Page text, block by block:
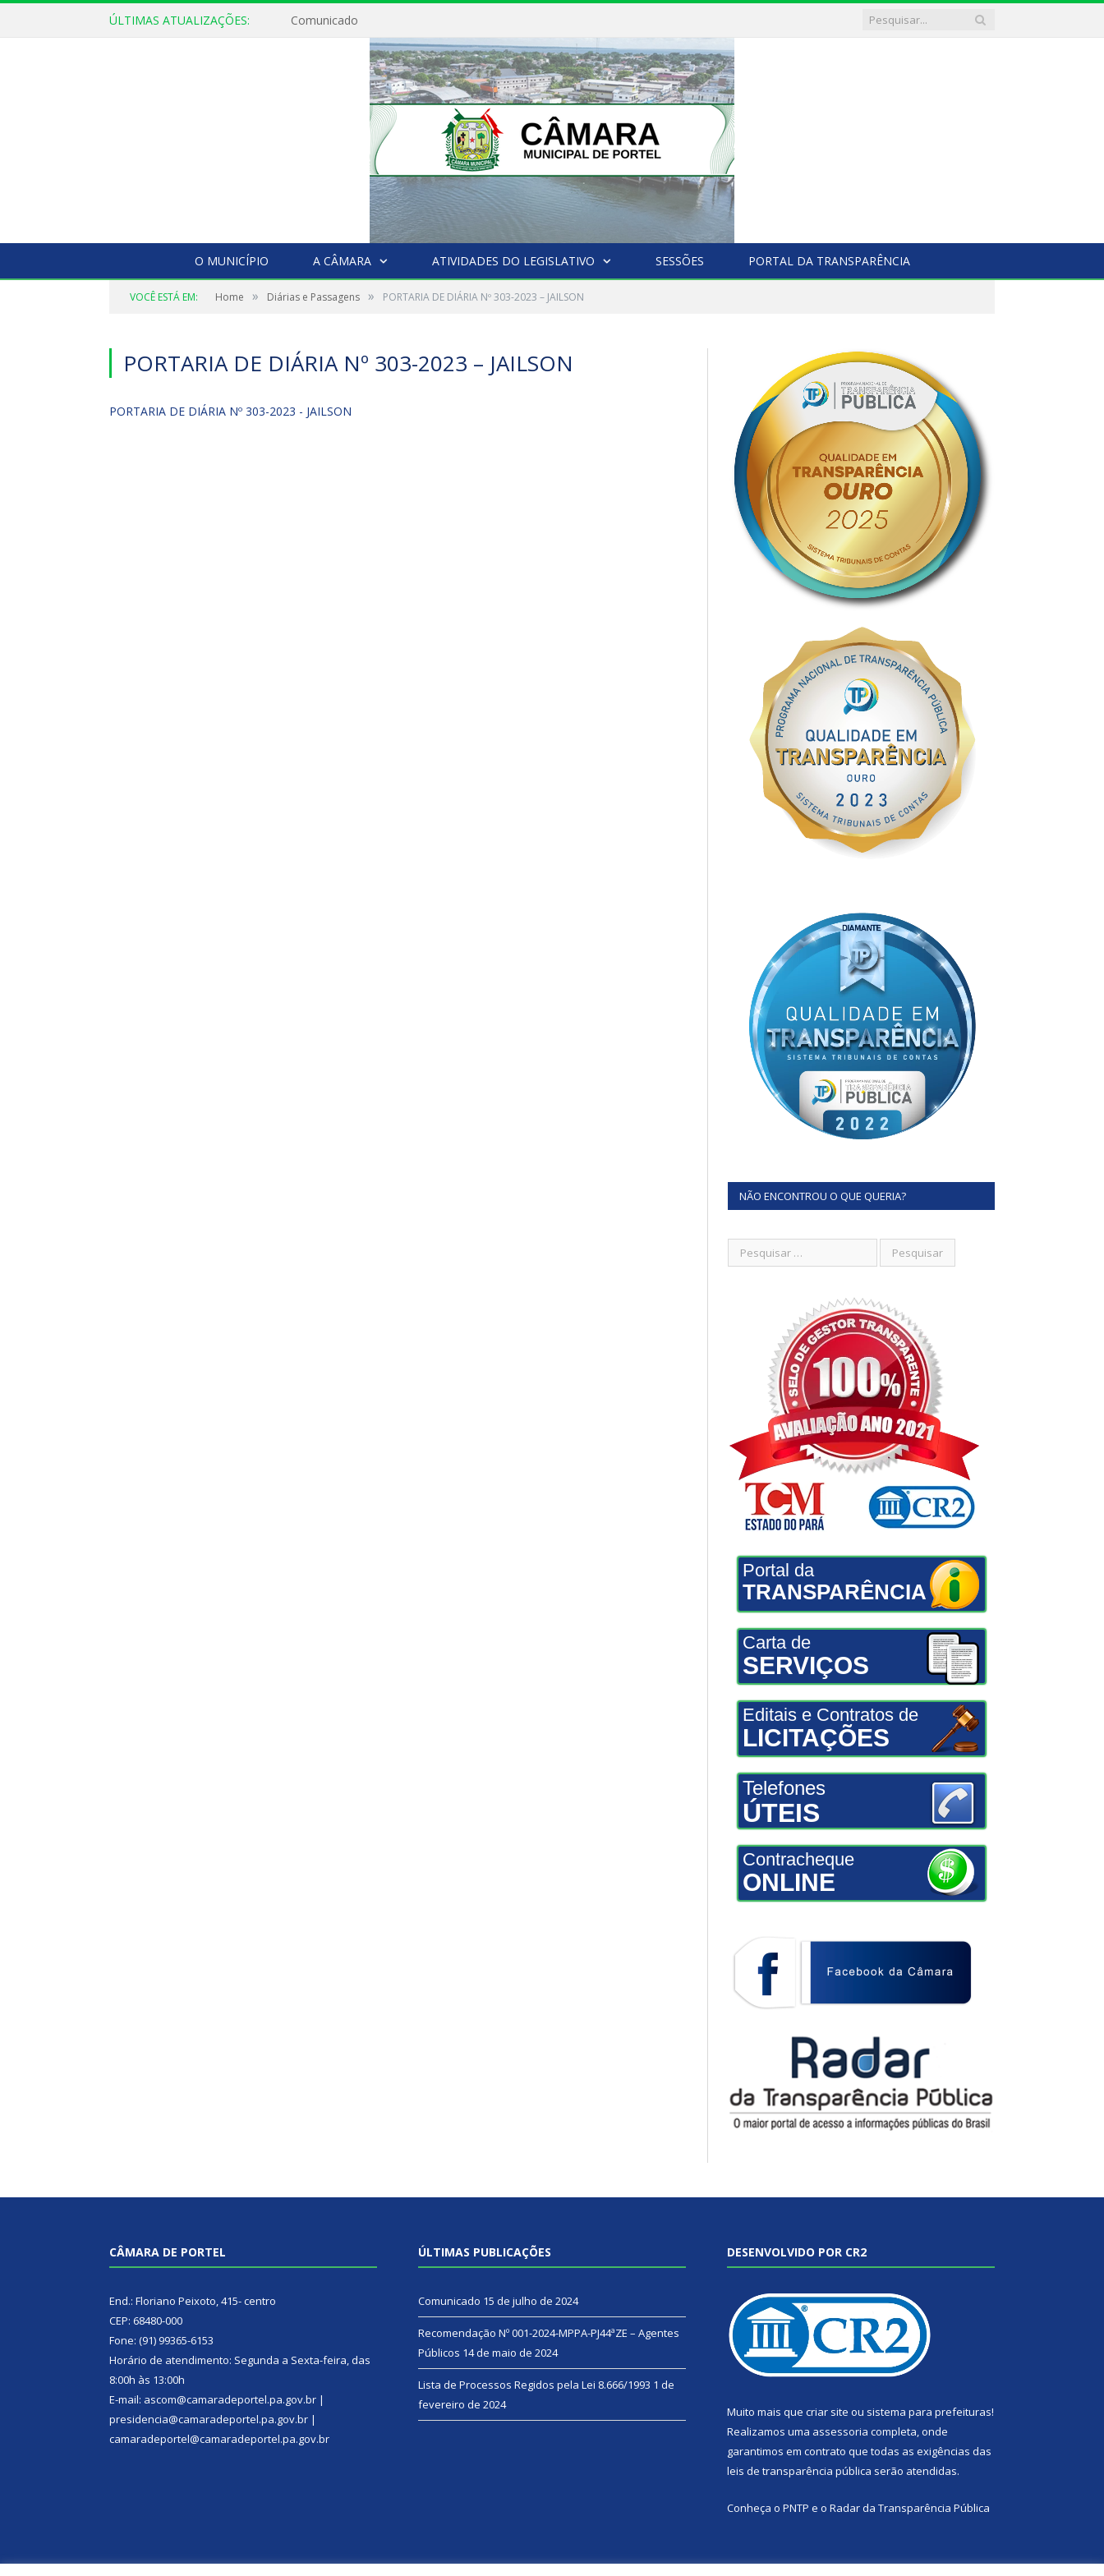
ÚLTIMAS ATUALIZAÇÕES: Comunicado
O MUNICÍPIO A CÂMARA ATIVIDADES DO LEGISLATIVO SESSÕES PORTAL DA TRANSPARÊNCIA
VOCÊ ESTÁ EM: Home » Diárias e Passagens » PORTARIA DE DIÁRIA Nº 303-2023 – JAILSON
PORTARIA DE DIÁRIA Nº 303-2023 – JAILSON
PORTARIA DE DIÁRIA Nº 303-2023 - JAILSON
NÃO ENCONTROU O QUE QUERIA?
Portal da
TRANSPARÊNCIA
Carta de
SERVIÇOS
Editais e Contratos de
LICITAÇÕES
Telefones
ÚTEIS
Contracheque
ONLINE
CÂMARA DE PORTEL
End.: Floriano Peixoto, 415- centro
CEP: 68480-000
Fone: (91) 99365-6153
Horário de atendimento: Segunda a Sexta-feira, das
8:00h às 13:00h
E-mail: ascom@camaradeportel.pa.gov.br |
presidencia@camaradeportel.pa.gov.br |
camaradeportel@camaradeportel.pa.gov.br
ÚLTIMAS PUBLICAÇÕES
Comunicado 15 de julho de 2024
Recomendação Nº 001-2024-MPPA-PJ44ªZE – Agentes
Públicos 14 de maio de 2024
Lista de Processos Regidos pela Lei 8.666/1993 1 de
fevereiro de 2024
DESENVOLVIDO POR CR2
Muito mais que criar site ou sistema para prefeituras!
Realizamos uma assessoria completa, onde
garantimos em contrato que todas as exigências das
leis de transparência pública serão atendidas.
Conheça o PNTP e o Radar da Transparência Pública